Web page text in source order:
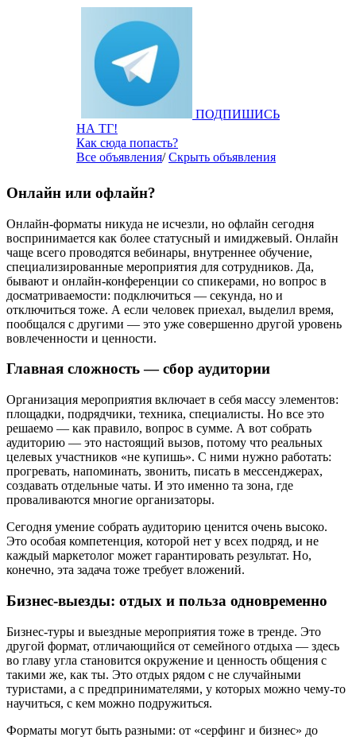
ПОДПИШИСЬ
НА ТГ!
Как сюда попасть?
Все объявления/Скрыть объявления
Онлайн или офлайн?
Онлайн-форматы никуда не исчезли, но офлайн сегодня
воспринимается как более статусный и имиджевый. Онлайн
чаще всего проводятся вебинары, внутреннее обучение,
специализированные мероприятия для сотрудников. Да,
бывают и онлайн-конференции со спикерами, но вопрос в
досматриваемости: подключиться — секунда, но и
отключиться тоже. А если человек приехал, выделил время,
пообщался с другими — это уже совершенно другой уровень
вовлеченности и ценности.
Главная сложность — сбор аудитории
Организация мероприятия включает в себя массу элементов:
площадки, подрядчики, техника, специалисты. Но все это
решаемо — как правило, вопрос в сумме. А вот собрать
аудиторию — это настоящий вызов, потому что реальных
целевых участников «не купишь». С ними нужно работать:
прогревать, напоминать, звонить, писать в мессенджерах,
создавать отдельные чаты. И это именно та зона, где
проваливаются многие организаторы.
Сегодня умение собрать аудиторию ценится очень высоко.
Это особая компетенция, которой нет у всех подряд, и не
каждый маркетолог может гарантировать результат. Но,
конечно, эта задача тоже требует вложений.
Бизнес-выезды: отдых и польза одновременно
Бизнес-туры и выездные мероприятия тоже в тренде. Это
другой формат, отличающийся от семейного отдыха — здесь
во главу угла становится окружение и ценность общения с
такими же, как ты. Это отдых рядом с не случайными
туристами, а с предпринимателями, у которых можно чему-то
научиться, с кем можно подружиться.
Форматы могут быть разными: от «серфинг и бизнес» до